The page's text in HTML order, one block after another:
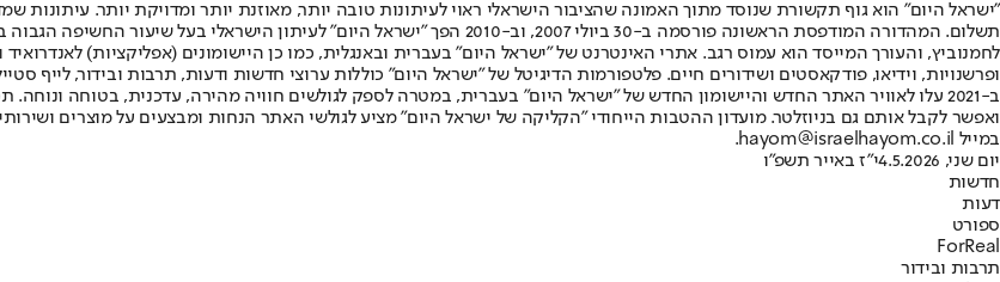
"ישראל היום" הוא גוף תקשורת שנוסד מתוך האמונה שהציבור הישראלי ראוי לעיתונות טובה יותר, מאוזנת יותר ומדויקת יותר. עיתונות
תשלום. המהדורה המודפסת הראשונה פורסמה ב-30 ביולי 2007, וב-2010 הפך "ישראל היום"
ופרשנויות, וידיאו, פודקאסטים ושידורים חיים. פלטפורמות הדיגיטל של "ישראל היום" כוללות ערוצי חדשות ודעות, תרבות ובידור, לייף
ב-2021 עלו לאוויר האתר החדש והיישומון החדש של "ישראל היום" בעברית, במטרה לספק לגולשים חוויה מהירה, עדכנית, בטוחה
ואפשר לקבל אותם גם בניוזלטר. מועדון ההטבות הייחודי "הקליקה של ישראל היום" מציע לגולשי האתר הנחות ומבצעים על מוצרים
במייל hayom@israelhayom.co.il.
יום שני, 4.5.2026
י"ז באייר תשפ"ו
חדשות
דעות
ספורט
ForReal
תרבות ובידור